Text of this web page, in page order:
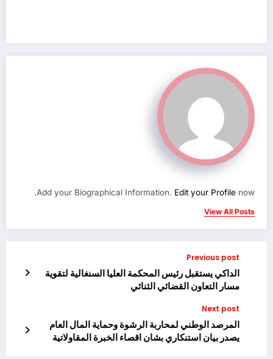
Add your Biographical Information. Edit your Profile now.
View All Posts
Previous post
الداكي يستقبل رئيس المحكمة العليا السنغالية لتقوية
مسار التعاون القضائي الثنائي
Next post
المرصد الوطني لمحاربة الرشوة وحماية المال العام
يصدر بيان استنكاري بشان اقصاء الخبرة المقاولاتية